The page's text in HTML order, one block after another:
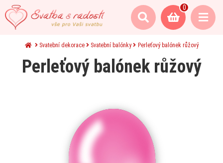
0
Svatební dekorace Svatební balónky Perleťový balónek růžový
Perleťový balónek růžový